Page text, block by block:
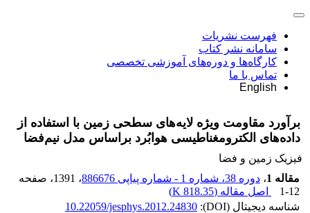
فهرست نشریات
سامانه نشر کتاب
کارگاه‌ها و دوره‌های آموزشی تخصصی
تماس با ما
English
برآورد مقاومت ویژه لایه‌‌های سطحی زمین با استفاده از
داده‌های الکترومغناطیسی هوابُرد براساس مدل نیم‌فضا
فیزیک زمین و فضا
مقاله 1
، دوره 38، شماره 1 - شماره پیاپی 886676 ، 1391
، صفحه
1-12
اصل مقاله (818.35 K
)
شناسه دیجیتال (DOI):
10.22059/jesphys.2012.24830